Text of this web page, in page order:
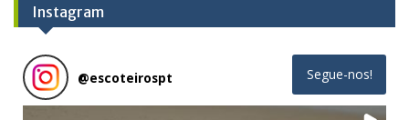
Instagram
@escoteirospt Segue-nos!